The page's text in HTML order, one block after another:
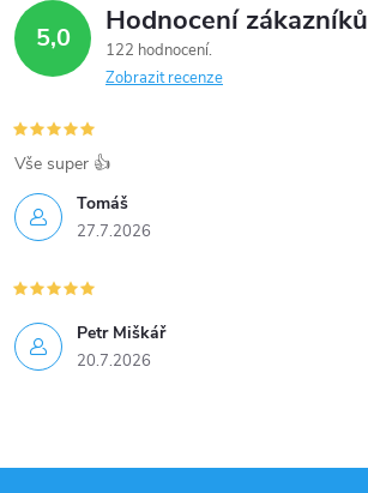
5,0 Hodnocení zákazníků
122 hodnocení
Zobrazit recenze
Tomáš
27.7.2026
Vše super 👍
Petr Miškář
20.7.2026